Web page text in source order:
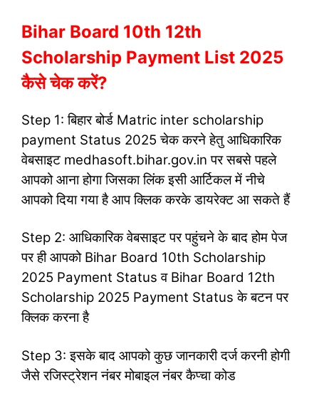
Bihar Board 10th 12th
Scholarship Payment List 2025
कैसे चेक करें?
Step 1: बिहार बोर्ड Matric inter scholarship
payment Status 2025 चेक करने हेतु आधिकारिक
वेबसाइट medhasoft.bihar.gov.in पर सबसे पहले
आपको आना होगा जिसका लिंक इसी आर्टिकल में नीचे
आपको दिया गया है आप क्लिक करके डायरेक्ट आ सकते हैं
Step 2: आधिकारिक वेबसाइट पर पहुंचने के बाद होम पेज
पर ही आपको Bihar Board 10th Scholarship
2025 Payment Status व Bihar Board 12th
Scholarship 2025 Payment Status के बटन पर
क्लिक करना है
Step 3: इसके बाद आपको कुछ जानकारी दर्ज करनी होगी
जैसे रजिस्ट्रेशन नंबर मोबाइल नंबर कैप्चा कोड